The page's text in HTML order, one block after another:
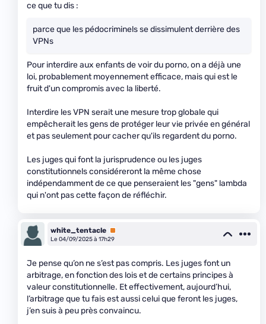
ce que tu dis :
parce que les pédocriminels se dissimulent derrière des
VPNs
Pour interdire aux enfants de voir du porno, on a déjà une
loi, probablement moyennement efficace, mais qui est le
fruit d'un compromis avec la liberté.
Interdire les VPN serait une mesure trop globale qui
empêcherait les gens de protéger leur vie privée en général
et pas seulement pour cacher qu'ils regardent du porno.
Les juges qui font la jurisprudence ou les juges
constitutionnels considéreront la même chose
indépendamment de ce que penseraient les "gens" lambda
qui n'ont pas cette façon de réfléchir.
white_tentacle Premium
Le 04/09/2025 à 17h29
Je pense qu’on ne s’est pas compris. Les juges font un
arbitrage, en fonction des lois et de certains principes à
valeur constitutionnelle. Et effectivement, aujourd’hui,
l’arbitrage que tu fais est aussi celui que feront les juges,
j’en suis à peu près convaincu.